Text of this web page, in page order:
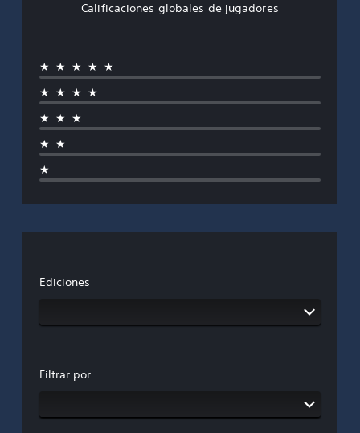
Calificaciones globales de jugadores
★★★★★
★★★★
★★★
★★
★
Ediciones
Filtrar por